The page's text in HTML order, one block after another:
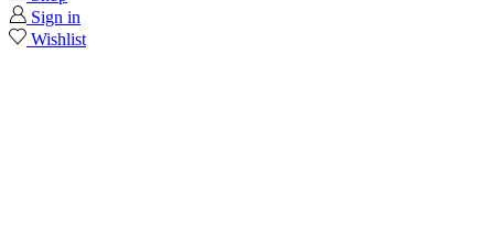
Sign in
Wishlist